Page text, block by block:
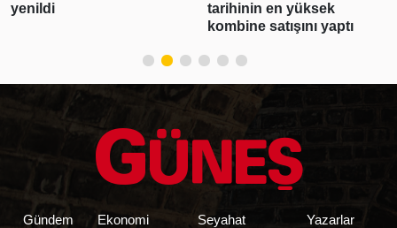
kombine satışını yaptı
operasyonu: 28
tutuklandı
Gündem
Ekonomi
Seyahat
Yazarlar